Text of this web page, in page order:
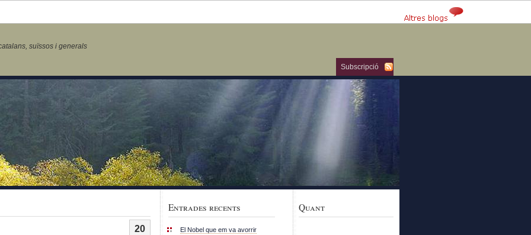
suïssos i generals
Subscripció
20
Entrades recents
El Nobel que em va avorrir
Quant